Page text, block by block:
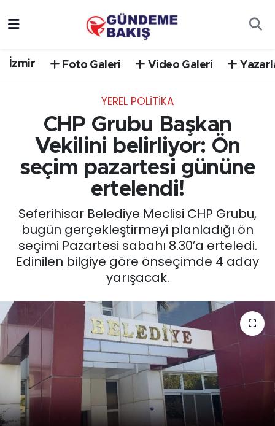
İzmir Foto Galeri Video Galeri
YEREL POLİTİKA
CHP Grubu Başkan
Vekilini belirliyor: Ön
seçim pazartesi gününe
ertelendi!
Seferihisar Belediye Meclisi CHP Grubu,
bugün gerçekleştirmeyi planladığı ön
seçimi Pazartesi sabahı 8.30’a erteledi.
Edinilen bilgiye göre önseçimde 4 aday
yarışacak.
EGE
EĞİTİM
English News
GÜNCEL
KÜLTÜR SANAT
MAGAZİN
POLİTİKA
SAĞLIK
Trafik Durumu
Süper Lig Puan Durumu ve Fikstür
Tüm Manşetler
Haber Arşivi